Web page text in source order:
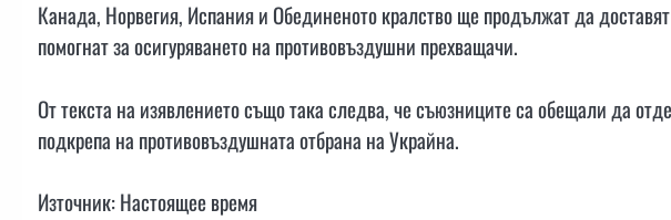
Канада, Норвегия, Испания и Обединеното кралство ще продължат да
помогнат за осигуряването на противовъздушни прехващачи.
От текста на изявлението също така следва, че съюзниците са обещали да
подкрепа на противовъздушната отбрана на Украйна.
Източник: Настоящее время